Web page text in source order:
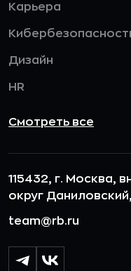
Карьера
Дизайн
HR
Смотреть все
115432, г. Москва,
округ
team@rb.ru